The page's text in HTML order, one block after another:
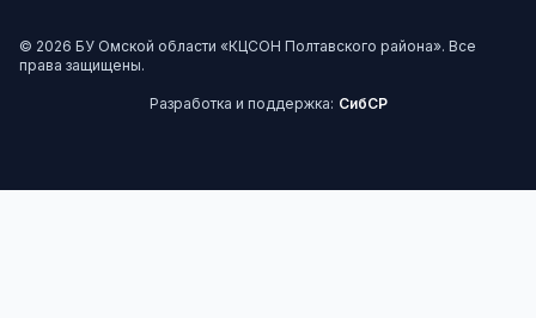
© 2026 БУ Омской области «КЦСОН Полтавского района». Все
права защищены.
Разработка и поддержка: СибСР